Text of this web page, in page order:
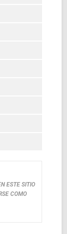
ESTE SITIO
COMO